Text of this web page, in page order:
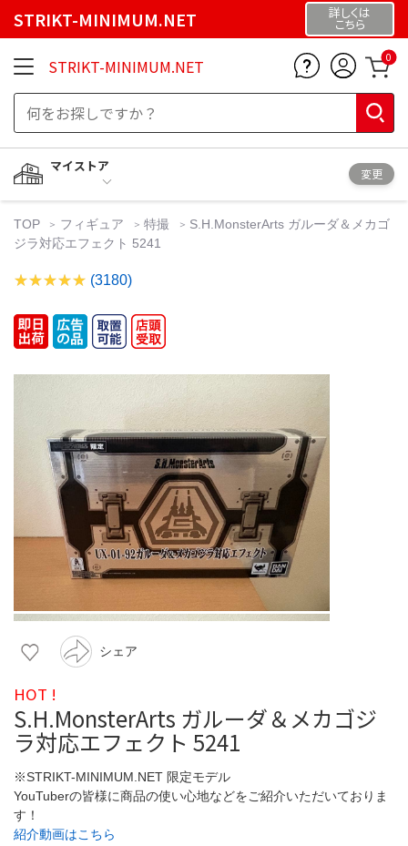
STRIKT-MINIMUM.NET 詳しくは
こちら
STRIKT-MINIMUM.NET 0
マイストア
変更
TOP フィギュア 特撮
S.H.MonsterArts ガルーダ＆メカゴ
ジラ対応エフェクト 5241
(3180)
シェア
HOT !
S.H.MonsterArts ガルーダ＆メカゴジ
ラ対応エフェクト 5241
※STRIKT-MINIMUM.NET 限定モデル
YouTuberの皆様に商品の使い心地などをご紹介いただいておりま
す！
紹介動画はこちら